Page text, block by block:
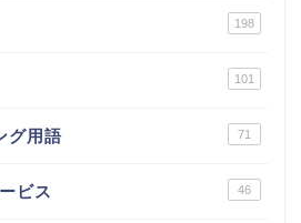
198
101
グ用語 71
ビス 46